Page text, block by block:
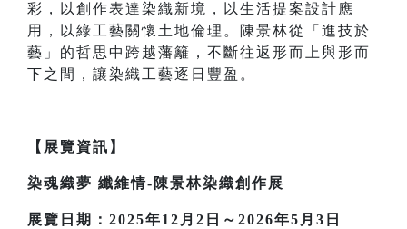
彩，以創作表達染織新境，以生活提案設計應
用，以綠工藝關懷土地倫理。陳景林從「進技於
藝」的哲思中跨越藩籬，不斷往返形而上與形而
下之間，讓染織工藝逐日豐盈。
【展覽資訊】
染魂織夢 纖維情-陳景林染織創作展
展覽日期：2025年12月2日～2026年5月3日